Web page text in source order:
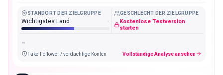
STANDORT DER ZIELGRUPPE
Wichtigstes Land -
GESCHLECHT DER ZIELGRUPPE
Kostenlose Testversion
starten
-
Fake-Follower / verdächtige Konten Vollständige Analyse ansehen